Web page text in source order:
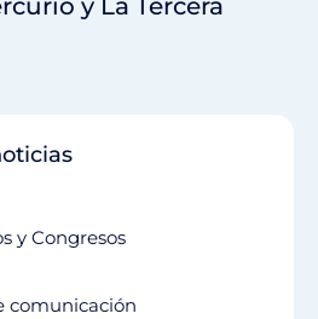
y La Tercera
y Congresos
comunicación